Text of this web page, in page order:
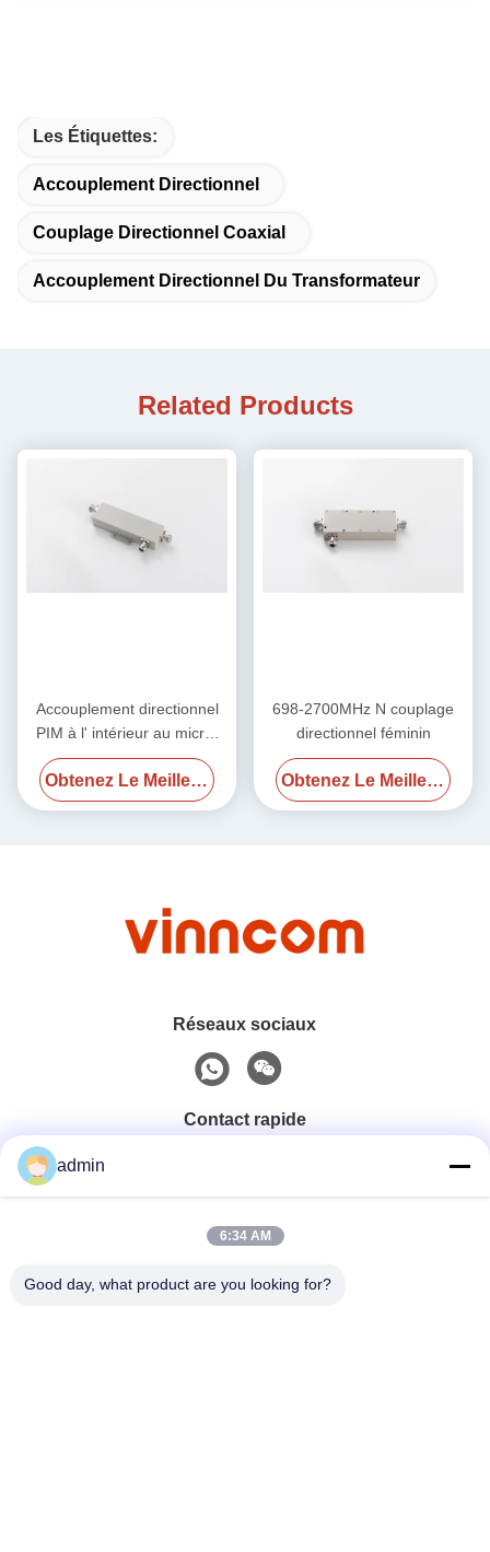
Les Étiquettes:
Accouplement Directionnel
Couplage Directionnel Coaxial
Accouplement Directionnel Du Transformateur
Related Products
Accouplement directionnel
PIM à l' intérieur au micro-
ondes N Femme 550MHz-
2700MHz
Obtenez Le Meilleur Prix
698-2700MHz N couplage
directionnel féminin
Obtenez Le Meilleur Prix
Réseaux sociaux
Contact rapide
0086-551-65396351
E-Mail
admin
6:34 AM
Good day, what product are you looking for?